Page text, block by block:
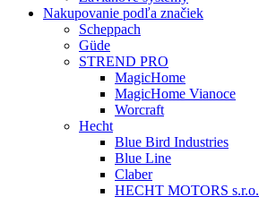
Nakupovanie podľa značiek
Scheppach
Güde
STREND PRO
MagicHome
MagicHome Vianoce
Worcraft
Hecht
Blue Bird Industries
Blue Line
Claber
HECHT MOTORS s.r.o.